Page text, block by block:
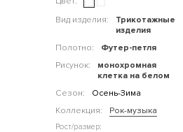
Вид изделия:
Трикотажные
изделия
Полотно:
Футер-петля
Рисунок:
монохромная
клетка на белом
Сезон:
Осень-Зима
Коллекция:
Рок-музыка